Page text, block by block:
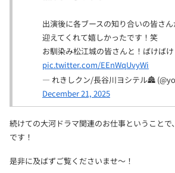
出演後に各ブースの知り合いの皆さ
迎えてくれて嬉しかったです！笑
お馴染み松江城の皆さんと！ばけばけ
pic.twitter.com/EEnWqUvyWi
— れきしクン/長谷川ヨシテル🏯
December 21, 2025
続けての大河ドラマ関連のお仕事ということ
です！
是非に及ばずご覧くださいませ〜！